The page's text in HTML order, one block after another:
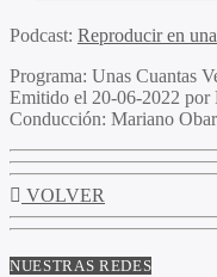
Podcast: Reproducir en
Programa: Unas Cuantas
Emitido el 20-06-2022
Conducción: Mariano
VOLVER
NUESTRAS REDES